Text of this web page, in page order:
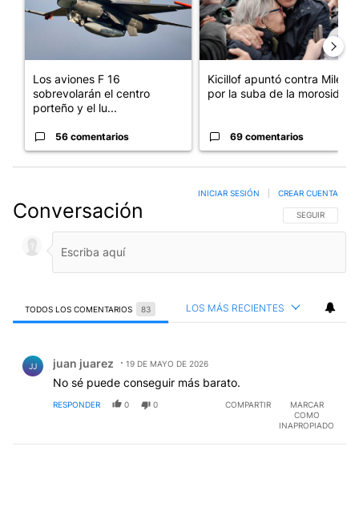
Los aviones F 16
sobrevolarán el centro
porteño y el lu...
56 comentarios
Kicillof apuntó contra Milei
por la suba de la morosida...
69 comentarios
Conversación SIGA ESTA
SEGUIR
INICIAR SESIÓN CREAR CUENTA
TODOS LOS COMENTARIOS 83 LOS MÁS RECIENTES
JJ juan juarez 19 DE MAYO DE 2026
No sé puede conseguir más barato.
RESPONDER 0 0 COMPARTIR
MARCAR
COMO
INAPROPIADO